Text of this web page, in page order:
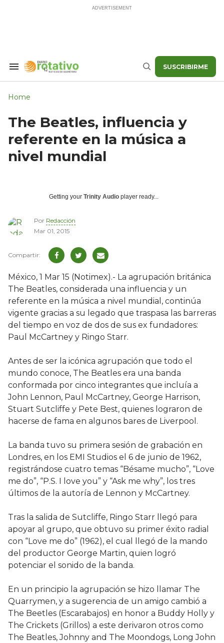
Search
Buscar SUSCRIBIRME
Home
The Beatles, influencia y
referente en la música a
nivel mundial
Getting your Trinity Audio player ready...
Por Redacción
Mar 01, 2015
México, 1 Mar 15 (Notimex).- La agrupación británica
The Beatles, considerada una influencia y un
referente en la música a nivel mundial, continúa
vigente gracias a su legado que traspasa las barreras
del tiempo en voz de dos de sus ex fundadores:
Paul McCartney y Ringo Starr.
Antes de ser la icónica agrupación que todo el
mundo conoce, The Beatles era una banda
conformada por cinco integrantes que incluía a
John Lennon, Paul McCartney, George Harrison,
Stuart Sutcliffe y Pete Best, quienes lograron de
hacerse de fama en algunos bares de Liverpool.
La banda tuvo su primera sesión de grabación en
Londres, en los EMI Studios el 6 de junio de 1962,
registrándose cuatro temas “Bésame mucho”, “Love
me do”, “P.S. I love you” y “Ask me why”, los tres
últimos de la autoría de Lennon y McCartney.
Tras la salida de Sutcliffe, Ringo Starr llegó para
apoyar al grupo, que obtuvo su primer éxito radial
con “Love me do” (1962), el cual llegó de la mando
del productor George Martin, quien logró
potenciar el sonido de la banda.
En un principio la agrupación se hizo llamar The
Quarrymen, y a sugerencia de un amigo cambió a
The Beetles (Escarabajos) en honor a Buddy Holly y
The Crickets (Grillos) a este derivaron otros como
The Beatles, Johnny and The Moondogs, Long John